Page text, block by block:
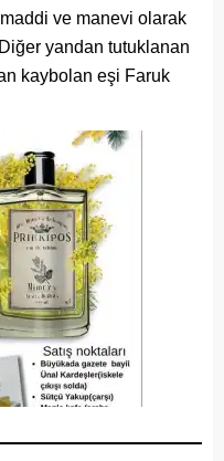
maddi ve manevi olarak
yandan tutuklanan
kaybolan eşi Faruk